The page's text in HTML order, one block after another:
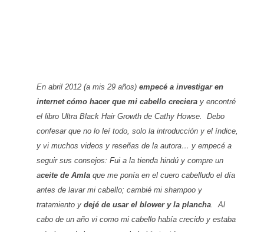
En abril 2012 (a mis 29 años) empecé a investigar en
internet cómo hacer que mi cabello crecieray encontré
el libro Ultra Black Hair Growthde Cathy Howse. Debo
confesar que no lo leí todo, solo la introducción y el índice,
y vi muchos videos y reseñas de la autora… y empecé a
seguir sus consejos: Fui a la tienda hindú y compre un
aceite de Amlaque me ponía en el cuero cabelludo el día
antes de lavar mi cabello; cambié mi shampoo y
tratamiento ydejé de usar el blower y la plancha. Al
cabo de un año vi como mi cabello había crecido y estaba